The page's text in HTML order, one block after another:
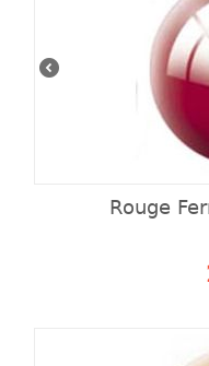
Rouge